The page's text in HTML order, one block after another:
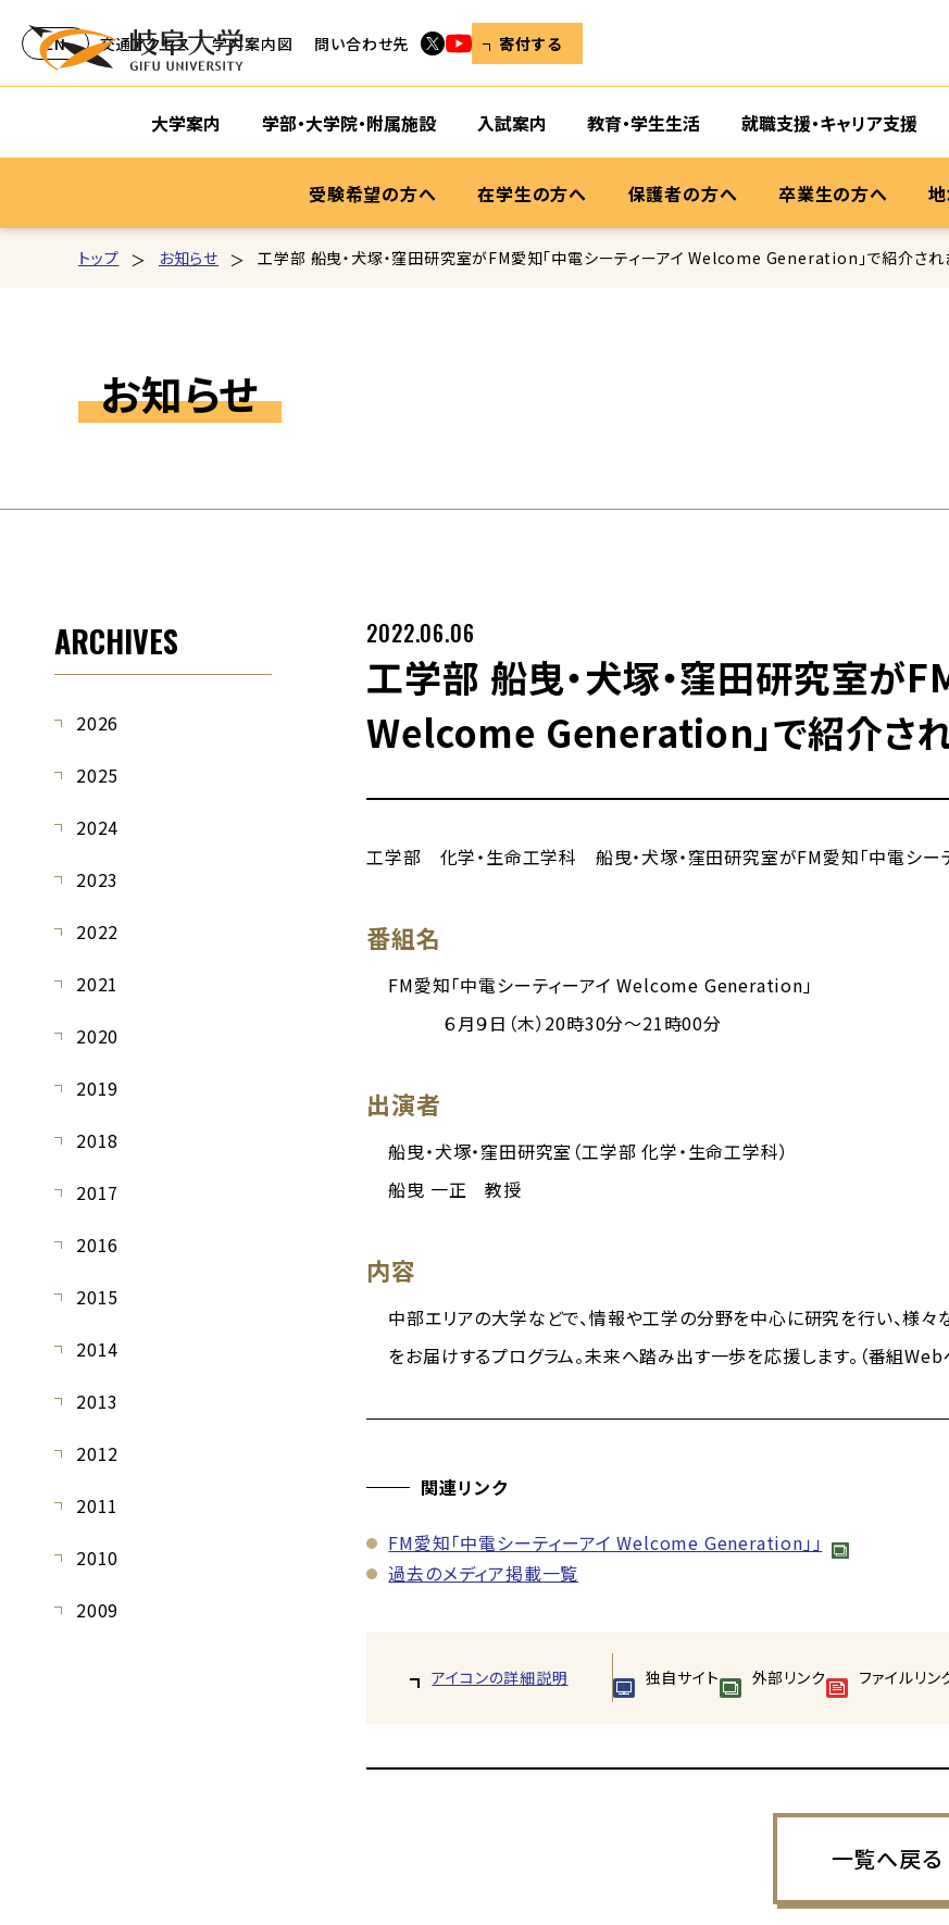
大学案内 学部・大学院・附属施設 入試案内 教育・学生生活 就職支援・キャリア支援
受験希望の方へ 在学生の方へ 保護者の方へ 卒業生の方へ
EN 交通アクセス 学内案内図 問い合わせ先 寄付する
トップ お知らせ 工学部 船曳・犬塚・窪田研究室がFM愛知「中電シーティーアイ Welcome Generation」で紹介され
お知らせ
工学部 船曳・犬塚・窪田研究室が
Welcome Generation」で紹介さ
2022.06.06
工学部 化学・生命工学科 船曳・犬塚・窪田研究室がFM愛知「中電シー
番組名
FM愛知「中電シーティーアイ Welcome Generation」
６月９日（木）20時30分～21時00分
出演者
船曳・犬塚・窪田研究室（工学部 化学・生命工学科）
船曳 一正 教授
内容
中部エリアの大学などで、情報や工学の分野を中心に研究を行い、様
をお届けするプログラム。未来へ踏み出す一歩を応援します。（番組Web
関連リンク
FM愛知「中電シーティーアイ Welcome Generation」」
過去のメディア掲載一覧
アイコンの詳細説明 独自サイト 外部リンク ファイルリン
一覧へ戻る
ARCHIVES
2026
2025
2024
2023
2022
2021
2020
2019
2018
2017
2016
2015
2014
2013
2012
2011
2010
2009